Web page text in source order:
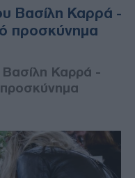
Βασίλη Καρρά -
προσκύνημα
Βασίλη Καρρά -